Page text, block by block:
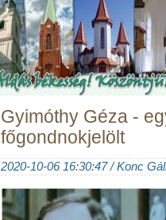
Gyimóthy Géza -
főgondnokjelölt
2020-10-06 16:30:47 / Konc